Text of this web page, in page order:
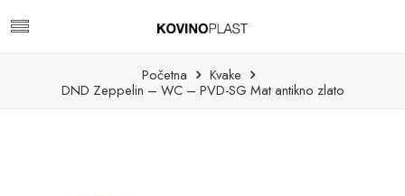
Početna
Kvake
DND Zeppelin – WC – PVD-SG Mat antikno zlato